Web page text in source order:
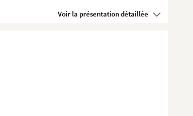
Voir la présentation détaillée